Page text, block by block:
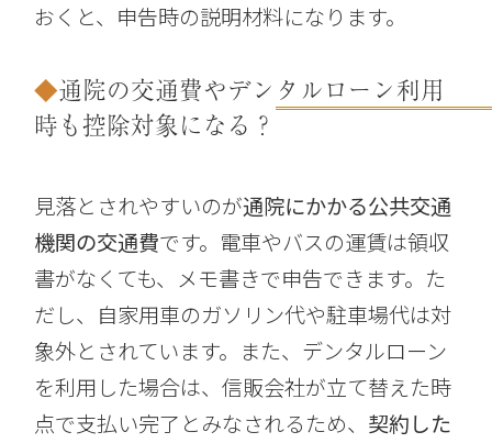
おくと、申告時の説明材料になります。
通院の交通費やデンタルローン利用
時も控除対象になる？
見落とされやすいのが通院にかかる公共交通
機関の交通費です。電車やバスの運賃は領収
書がなくても、メモ書きで申告できます。た
だし、自家用車のガソリン代や駐車場代は対
象外とされています。また、デンタルローン
を利用した場合は、信販会社が立て替えた時
点で支払い完了とみなされるため、 契約した